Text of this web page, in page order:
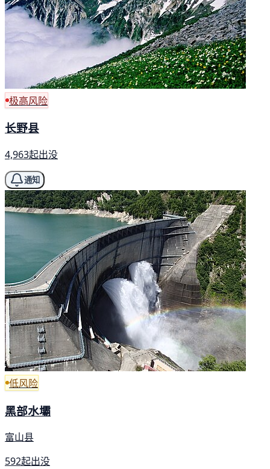
极高风险
长野县
4,963起出没
通知
低风险
黑部水壩
富山县
592起出没